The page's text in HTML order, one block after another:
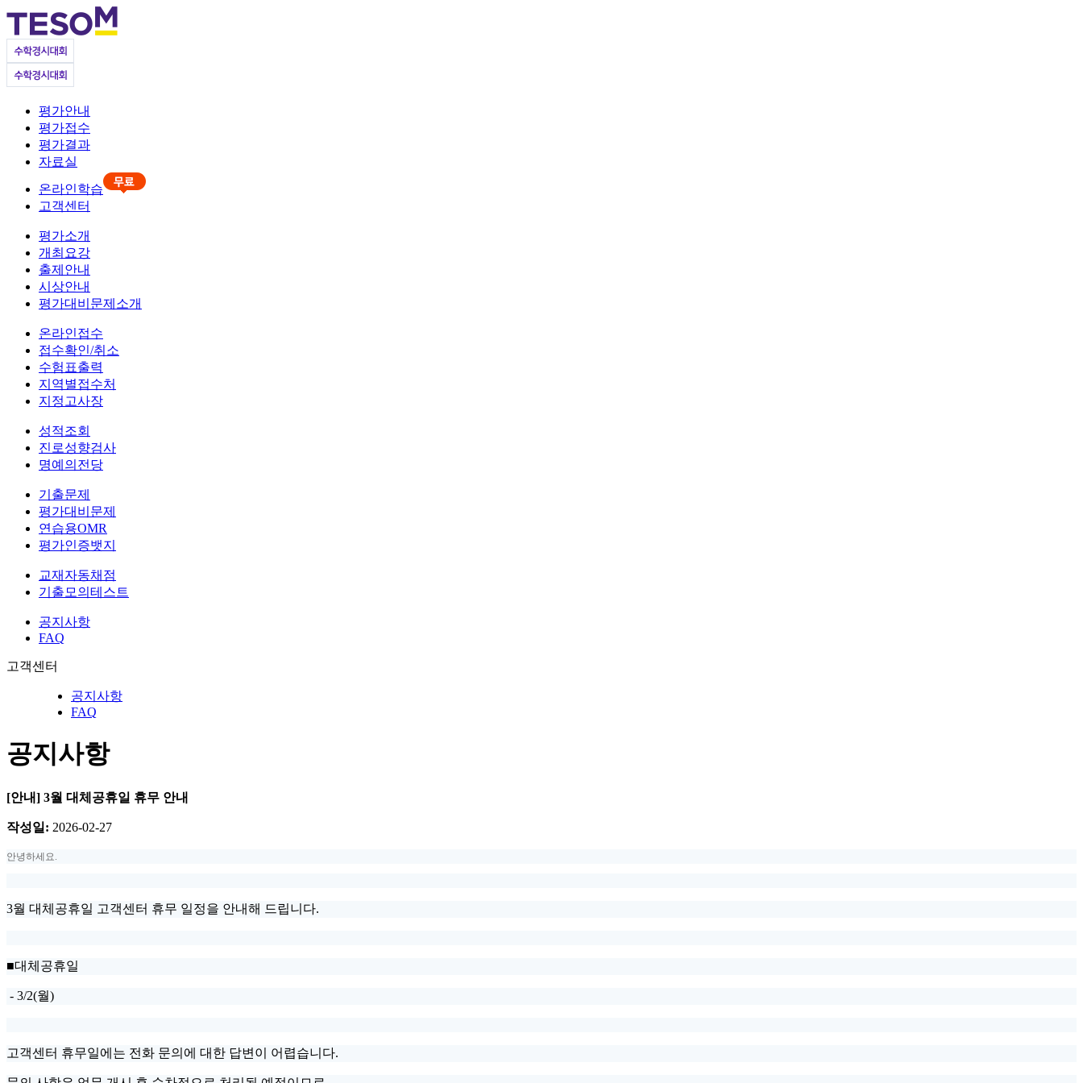
평가안내
평가접수
평가결과
자료실
온라인학습
고객센터
평가소개
개최요강
출제안내
시상안내
평가대비문제소개
온라인접수
접수확인/취소
수험표출력
지역별접수처
지정고사장
성적조회
진로성향검사
명예의전당
기출문제
평가대비문제
연습용OMR
평가인증뱃지
교재자동채점
기출모의테스트
공지사항
FAQ
고객센터
공지사항
FAQ
공지사항
[안내] 3월 대체공휴일 휴무 안내
작성일: 2026-02-27
안녕하세요.
3월 대체공휴일 고객센터 휴무 일정을 안내해 드립니다.
■대체공휴일
- 3/2(월)
고객센터 휴무일에는 전화 문의에 대한 답변이 어렵습니다.